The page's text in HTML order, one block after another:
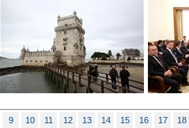
9 10 11 12 13 14 15 16 17
18